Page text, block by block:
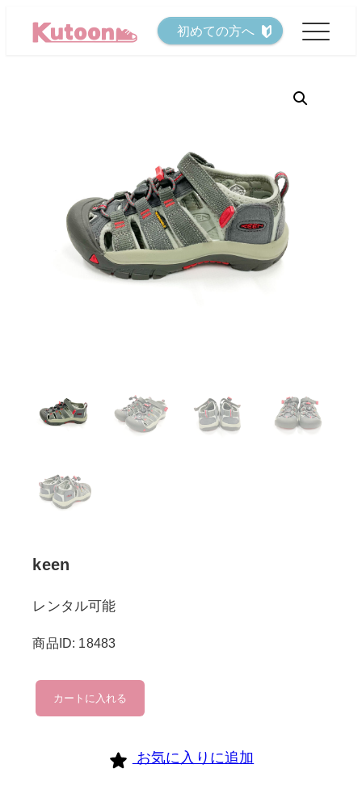
初めての方へ
keen
レンタル可能
商品ID: 18483
keen
個
カートに入れる
お気に入りに追加